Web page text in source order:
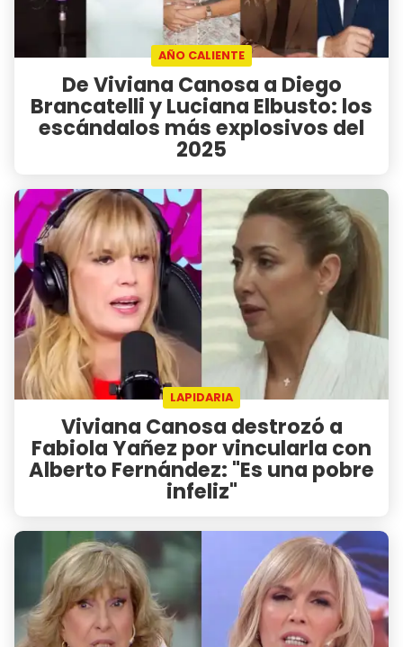
AÑO CALIENTE
De Viviana Canosa a Diego
Brancatelli y Luciana Elbusto: los
escándalos más explosivos del
2025
LAPIDARIA
Viviana Canosa destrozó a
Fabiola Yañez por vincularla con
Alberto Fernández: "Es una pobre
infeliz"